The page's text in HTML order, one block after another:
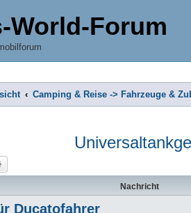
World-Forum
Camping & Reise -> Fahrzeuge &
Nachricht
Ducatofahrer